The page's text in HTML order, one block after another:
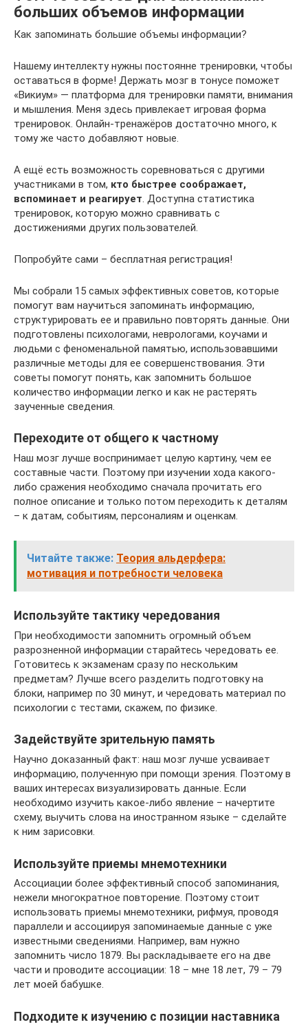
больших объемов информации
Как запоминать большие объемы информации?
Нашему интеллекту нужны постоянне тренировки, чтобы
оставаться в форме! Держать мозг в тонусе поможет
«Викиум» — платформа для тренировки памяти, внимания
и мышления. Меня здесь привлекает игровая форма
тренировок. Онлайн-тренажёров достаточно много, к
тому же часто добавляют новые.
А ещё есть возможность соревноваться с другими
участниками в том, кто быстрее соображает,
вспоминает и реагирует. Доступна статистика
тренировок, которую можно сравнивать с
достижениями других пользователей.
Попробуйте сами – бесплатная регистрация!
Мы собрали 15 самых эффективных советов, которые
помогут вам научиться запоминать информацию,
структурировать ее и правильно повторять данные. Они
подготовлены психологами, неврологами, коучами и
людьми с феноменальной памятью, использовавшими
различные методы для ее совершенствования. Эти
советы помогут понять, как запомнить большое
количество информации легко и как не растерять
заученные сведения.
Переходите от общего к частному
Наш мозг лучше воспринимает целую картину, чем ее
составные части. Поэтому при изучении хода какого-
либо сражения необходимо сначала прочитать его
полное описание и только потом переходить к деталям
– к датам, событиям, персоналиям и оценкам.
Читайте также: Теория альдерфера:
мотивация и потребности человека
Используйте тактику чередования
При необходимости запомнить огромный объем
разрозненной информации старайтесь чередовать ее.
Готовитесь к экзаменам сразу по нескольким
предметам? Лучше всего разделить подготовку на
блоки, например по 30 минут, и чередовать материал по
психологии с тестами, скажем, по физике.
Задействуйте зрительную память
Научно доказанный факт: наш мозг лучше усваивает
информацию, полученную при помощи зрения. Поэтому в
ваших интересах визуализировать данные. Если
необходимо изучить какое-либо явление – начертите
схему, выучить слова на иностранном языке – сделайте
к ним зарисовки.
Используйте приемы мнемотехники
Ассоциации более эффективный способ запоминания,
нежели многократное повторение. Поэтому стоит
использовать приемы мнемотехники, рифмуя, проводя
параллели и ассоциируя запоминаемые данные с уже
известными сведениями. Например, вам нужно
запомнить число 1879. Вы раскладываете его на две
части и проводите ассоциации: 18 – мне 18 лет, 79 – 79
лет моей бабушке.
Подходите к изучению с позиции наставника